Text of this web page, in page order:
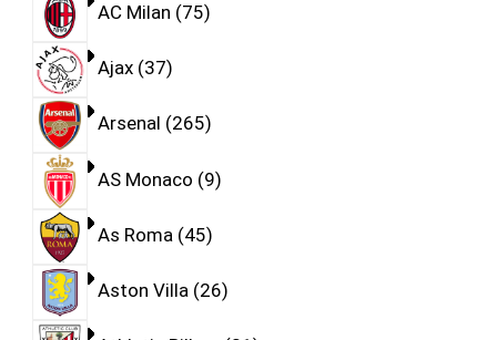
AC Milan 75
Ajax 37
Arsenal 265
AS Monaco 9
As Roma 45
Aston Villa 26